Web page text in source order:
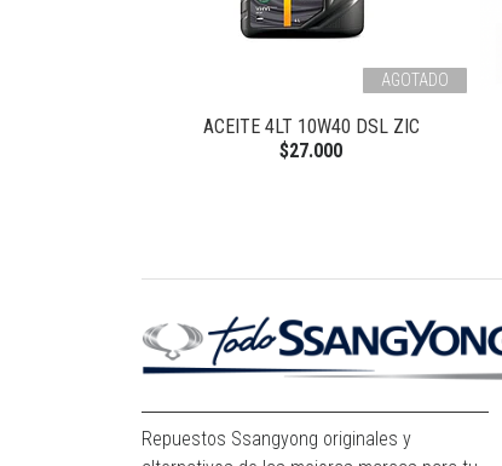
AGOTADO
ACEITE 4LT 10W40 DSL ZIC
$27.000
Repuestos Ssangyong originales y